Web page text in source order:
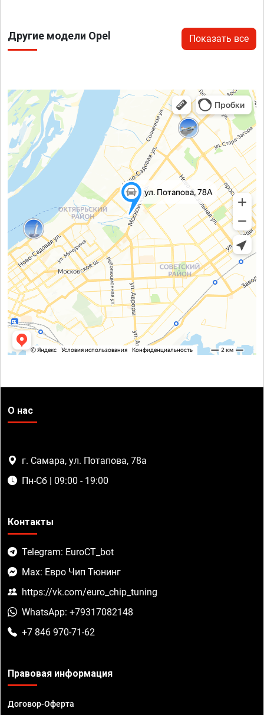
Другие модели Opel Показать все
О нас
г. Самара, ул. Потапова, 78а
Пн-Сб | 09:00 - 19:00
Контакты
Telegram: EuroCT_bot
Max: Евро Чип Тюнинг
https://vk.com/euro_chip_tuning
WhatsApp: +79317082148
+7 846 970-71-62
Правовая информация
Договор-Оферта